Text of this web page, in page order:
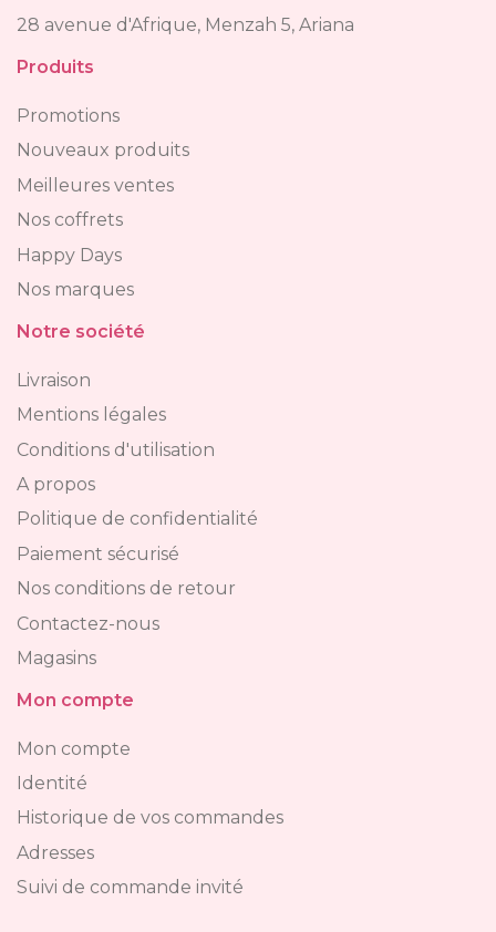
28 avenue d'Afrique, Menzah 5, Ariana
Produits
Promotions
Nouveaux produits
Meilleures ventes
Nos coffrets
Happy Days
Nos marques
Notre société
Livraison
Mentions légales
Conditions d'utilisation
A propos
Politique de confidentialité
Paiement sécurisé
Nos conditions de retour
Contactez-nous
Magasins
Mon compte
Mon compte
Identité
Historique de vos commandes
Adresses
Suivi de commande invité